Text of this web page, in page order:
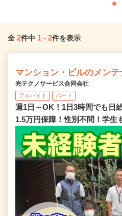
全 2件中 1 - 2件を表示
マンション・ビルのメン
光テクノサービス合同会社
アルバイト パート
週1日～OK！1日3時間でも日
1.5万円保障！性別不問！学生